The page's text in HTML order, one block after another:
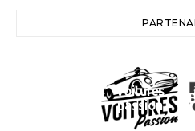
Voitures
passion